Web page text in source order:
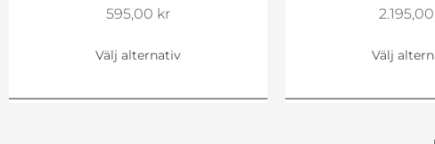
595,00 kr
Välj alternativ
2.195,00
Välj